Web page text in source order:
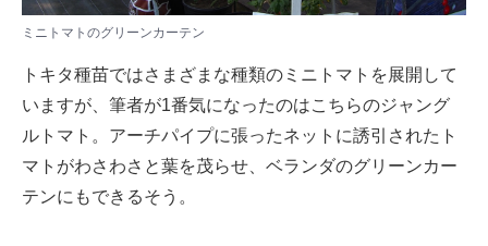
ミニトマトのグリーンカーテン
トキタ種苗ではさまざまな種類のミニトマトを展開して
いますが、筆者が1番気になったのはこちらのジャング
ルトマト。アーチパイプに張ったネットに誘引されたト
マトがわさわさと葉を茂らせ、ベランダのグリーンカー
テンにもできるそう。